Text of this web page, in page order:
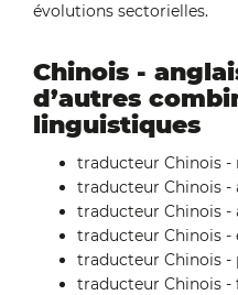
évolutions sectorielles.
Chinois -
d’autres
linguistiques
traducteur Chinois -
traducteur Chinois -
traducteur Chinois -
traducteur Chinois -
traducteur Chinois -
traducteur Chinois -